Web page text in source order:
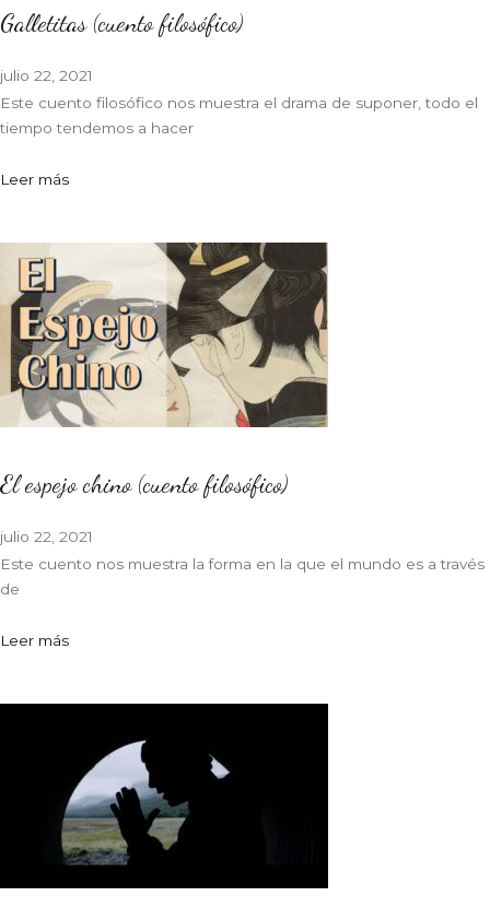
Galletitas (cuento filosófico)
julio 22, 2021
Este cuento filosófico nos muestra el drama de suponer, todo el
tiempo tendemos a hacer
Leer más
El espejo chino (cuento filosófico)
julio 22, 2021
Este cuento nos muestra la forma en la que el mundo es a través
de
Leer más